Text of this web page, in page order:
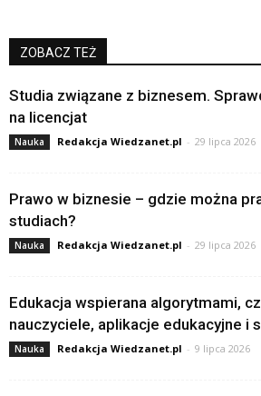
ZOBACZ TEŻ
Studia związane z biznesem.
na licencjat
Nauka Redakcja Wiedzanet.pl - 29 lipca 2026
Prawo w biznesie – gdzie można
studiach?
Nauka Redakcja Wiedzanet.pl - 29 lipca 2026
Edukacja wspierana algorytmami,
nauczyciele, aplikacje edukacyjne i
Nauka Redakcja Wiedzanet.pl - 9 lipca 2026